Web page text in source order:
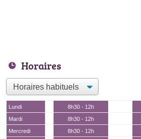
Horaires
Lundi 8h30 - 12h
Mardi
8h30 - 12h
Mercredi
8h30 - 12h